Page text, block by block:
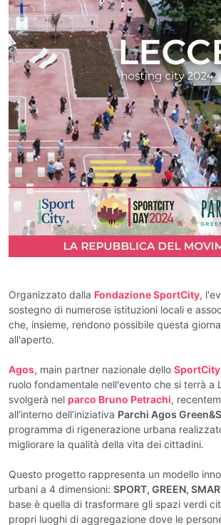
Organizzato dalla Fondazione SportCity,
sostegno di numerose istituzioni locali e
che, insieme, rendono possibile questa
all'aperto.
Agos, main partner nazionale dello SportCity
ruolo fondamentale nell'evento che si terrà a
svolgerà nel parco Bruno Petrachi,
all’interno dell’iniziativa Parchi Agos
programma di rigenerazione urbana
migliorare la qualità della vita dei cittadini.
Questo progetto rappresenta un modello
urbani a 4 dimensioni: SPORT, GREEN,
base è quella di trasformare gli spazi verdi
propri luoghi di aggregazione dove le